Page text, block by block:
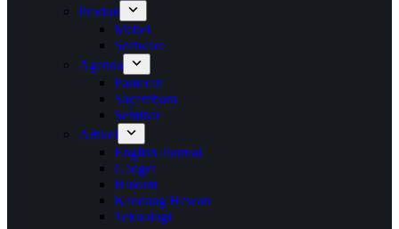
Produk
Mebel
Software
Agenda
Pameran
Sayembara
Seminar
Artikel
English Journal
Gadget
Hukum
Kandang Hewan
Teknologi